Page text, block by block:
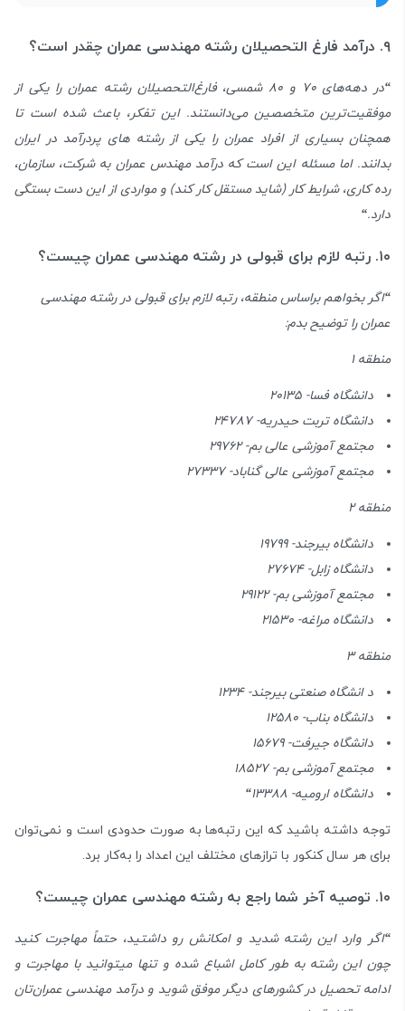
۹. درآمد فارغ التحصیلان رشته مهندسی عمران چقدر است؟
“
در دهه‌های 70 و 80 شمسی، فارغ‌التحصیلان رشته عمران را یکی از
موفقیت‌ترین متخصصین می‌دانستند. این تفکر، باعث شده است تا
همچنان بسیاری از افراد عمران را یکی ازرشته های پردرآمد در ایران
بدانند. اما مسئله این است که درآمد مهندس عمران به شرکت، سازمان،
رده کاری، شرایط کار (شاید مستقل کار کند) و مواردی از این دست بستگی
دارد.“
۱۰. رتبه لازم برای قبولی در رشته مهندسی عمران چیست؟
“اگر بخواهم براساس منطقه، رتبه لازم برای قبولی در رشته مهندسی
عمران را توضیح بدم:
منطقه ۱
دانشگاه فسا- 20135
دانشگاه تربت حیدریه- 24787
مجتمع آموزشی عالی بم- 29762
مجتمع آموزشی عالی گناباد- 27337
منطقه ۲
دانشگاه بیرجند- 19799
دانشگاه زابل- 27674
مجتمع آموزشی بم- 29122
دانشگاه مراغه- 21530
منطقه ۳
د انشگاه صنعتی بیرجند- 1234
دانشگاه بناب- 12580
دانشگاه جیرفت- 15679
مجتمع آموزشی بم- 18527
دانشگاه ارومیه- 13388
“
توجه داشته باشید که این رتبه‌ها به صورت حدودی است و نمی‌توان
برای هر سال کنکور با ترازهای مختلف این اعداد را به‌کار برد.
۱۰. توصیه آخر شما راجع به رشته مهندسی عمران چیست؟
“اگر وارد این رشته شدید و امکانش رو داشتید، حتماً مهاجرت کنید
چون این رشته به طور کامل اشباع شده و تنها میتوانید با مهاجرت و
ادامه تحصیل در کشور‌های دیگر موفق شوید و درآمد مهندسی عمران‌تان